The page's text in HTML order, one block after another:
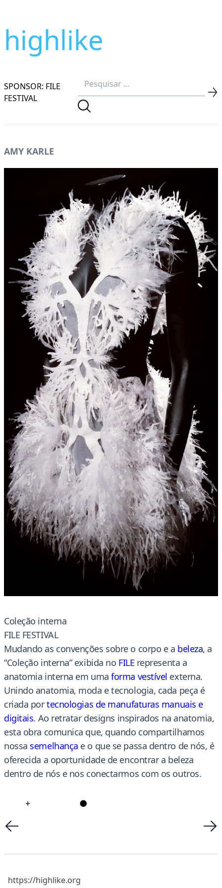
highlike
SPONSOR: FILE
FESTIVAL
AMY KARLE
Coleção interna
FILE FESTIVAL
Mudando as convenções sobre o corpo e a beleza, a
“Coleção interna” exibida no FILE representa a
anatomia interna em uma forma vestível externa.
Unindo anatomia, moda e tecnologia, cada peça é
criada portecnologias de manufaturas manuais e
digitais. Ao retratar designs inspirados na anatomia,
esta obra comunica que, quando compartilhamos
nossa semelhança e o que se passa dentro de nós, é
oferecida a oportunidade de encontrar a beleza
dentro de nós e nos conectarmos com os outros.
+ ●
https://highlike.org